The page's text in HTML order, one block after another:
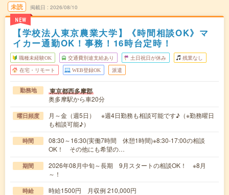
未読
NEW
掲載日 2026/08/10
【学校法人東京農業大学】《時間相談OK》マ
イカー通勤OK！事務！16時台定時！
職種未経験OK 交通費別途支給あり 土日祝日が休み 残業なし
在宅・リモート WEB登録OK 派遣
勤務地 東京都西多摩郡
奥多摩駅から車20分
曜日頻度
月～金（週5日） ※週4日勤務も相談可能です♪（※勤務曜日
も相談可能♪）
時間
08:30～16:30(実働7時間 休憩1時間)※8:30-17:00の相談
OK！ その他にも希望の…
期間
2026年08月中旬～長期 9月スタートの相談OK！ ※8月
～！
時給 時給1500円 月収例 210,000円